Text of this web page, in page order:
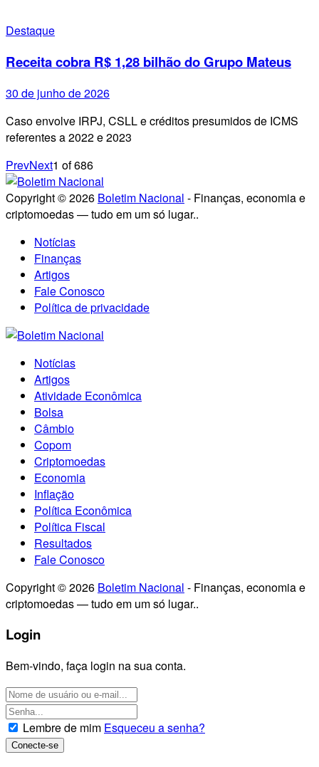
Destaque
Receita cobra R$ 1,28 bilhão do Grupo Mateus
30 de junho de 2026
Caso envolve IRPJ, CSLL e créditos presumidos de ICMS
referentes a 2022 e 2023
PrevNext1 of686
Copyright © 2026 Boletim Nacional - Finanças, economia e
criptomoedas — tudo em um só lugar..
Notícias
Finanças
Artigos
Fale Conosco
Política de privacidade
Notícias
Artigos
Atividade Econômica
Bolsa
Câmbio
Copom
Criptomoedas
Economia
Inflação
Política Econômica
Política Fiscal
Resultados
Fale Conosco
Copyright © 2026 Boletim Nacional - Finanças, economia e
criptomoedas — tudo em um só lugar..
Login
Bem-vindo, faça login na sua conta.
Lembre de mim Esqueceu a senha?